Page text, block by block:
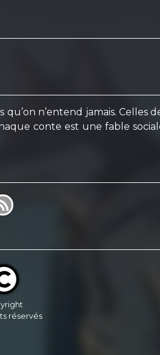
n’entend jamais. Celles
conte est une fable
réservés